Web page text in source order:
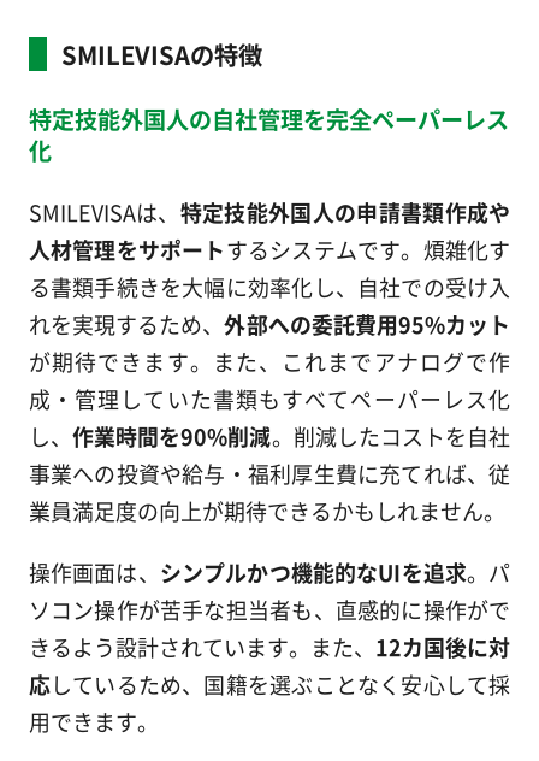
SMILEVISAの特徴
特定技能外国人の自社管理を完全ペーパーレス
化
SMILEVISAは、 特定技能外国人の申請書類作成や
人材管理をサポートするシステムです。煩雑化す
る書類手続きを大幅に効率化し、自社での受け入
れを実現するため、外部への委託費用95%カット
が期待できます。また、これまでアナログで作
成・管理していた書類もすべてペーパーレス化
し、 作業時間を90%削減。削減したコストを自社
事業への投資や給与・福利厚生費に充てれば、従
業員満足度の向上が期待できるかもしれません。
操作画面は、 シンプルかつ機能的なUIを追求。パ
ソコン操作が苦手な担当者も、直感的に操作がで
きるよう設計されています。また、 12カ国後に対
応しているため、国籍を選ぶことなく安心して採
用できます。